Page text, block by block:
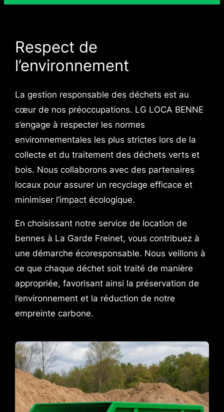
Respect de
l’environnement
La gestion responsable des déchets est au
cœur de nos préoccupations. LG LOCA BENNE
s’engage à respecter les normes
environnementales les plus strictes lors de la
collecte et du traitement des déchets verts et
bois. Nous collaborons avec des partenaires
locaux pour assurer un recyclage efficace et
minimiser l’impact écologique.
En choisissant notre service de location de
bennes à La Garde Freinet, vous contribuez à
une démarche écoresponsable. Nous veillons à
ce que chaque déchet soit traité de manière
appropriée, favorisant ainsi la préservation de
l’environnement et la réduction de notre
empreinte carbone.